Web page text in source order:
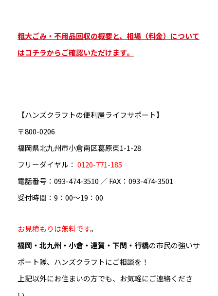
粗大ごみ・不用品回収の概要と、相場（料金）について
はコチラからご確認いただけます。
【ハンズクラフトの便利屋ライフサポート】
〒800-0206
福岡県北九州市小倉南区葛原東1-1-28
フリーダイヤル： 0120-771-185
電話番号：093-474-3510 ／ FAX：093-474-3501
受付時間：9：00～19：00
お見積もりは無料です。
福岡・北九州・小倉・遠賀・下関・行橋の市民の強いサ
ポート隊、ハンズクラフトにご相談を！
上記以外にお住まいの方でも、お気軽にご連絡くださ